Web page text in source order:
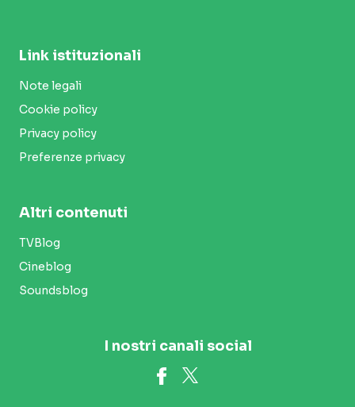
Link istituzionali
Note legali
Cookie policy
Privacy policy
Preferenze privacy
Altri contenuti
TVBlog
Cineblog
Soundsblog
I nostri canali social